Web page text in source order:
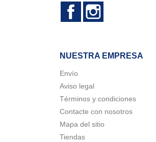
Facebook
NUESTRA EMPRESA
Envío
Aviso legal
Términos y condiciones
Contacte con nosotros
Mapa del sitio
Tiendas